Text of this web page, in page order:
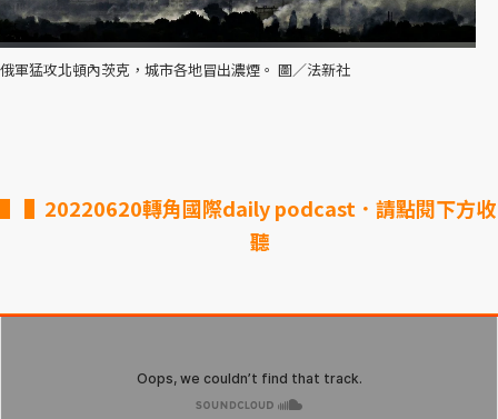
俄軍猛攻北頓內茨克，城市各地冒出濃煙。 圖／法新社
▌20220620轉角國際daily podcast．請點閱下方收
聽